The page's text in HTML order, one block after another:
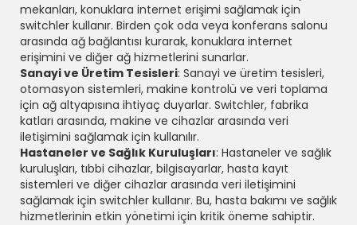
mekanları, konuklara internet erişimi sağlamak için
switchler kullanır. Birden çok oda veya konferans salonu
arasında ağ bağlantısı kurarak, konuklara internet
erişimini ve diğer ağ hizmetlerini sunarlar.
Sanayi ve Üretim Tesisleri: Sanayi ve üretim tesisleri,
otomasyon sistemleri, makine kontrolü ve veri toplama
için ağ altyapısına ihtiyaç duyarlar. Switchler, fabrika
katları arasında, makine ve cihazlar arasında veri
iletişimini sağlamak için kullanılır.
Hastaneler ve Sağlık Kuruluşları: Hastaneler ve sağlık
kuruluşları, tıbbi cihazlar, bilgisayarlar, hasta kayıt
sistemleri ve diğer cihazlar arasında veri iletişimini
sağlamak için switchler kullanır. Bu, hasta bakımı ve sağlık
hizmetlerinin etkin yönetimi için kritik öneme sahiptir.